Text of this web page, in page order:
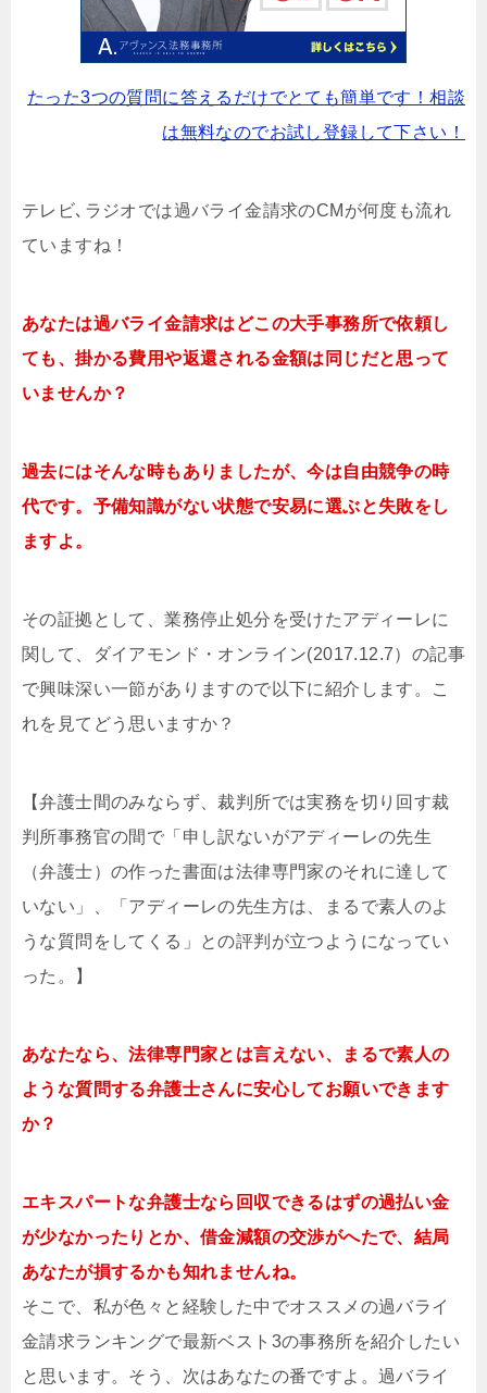
たった3つの質問に答えるだけでとても簡単です！相談
は無料なのでお試し登録して下さい！
テレビ､ラジオでは過バライ金請求のCMが何度も流れ
ていますね！
あなたは過バライ金請求はどこの大手事務所で依頼し
ても、掛かる費用や返還される金額は同じだと思って
いませんか？
過去にはそんな時もありましたが、今は自由競争の時
代です。予備知識がない状態で安易に選ぶと失敗をし
ますよ。
その証拠として、業務停止処分を受けたアディーレに
関して、ダイアモンド・オンライン(2017.12.7）の記事
で興味深い一節がありますので以下に紹介します。こ
れを見てどう思いますか？
【弁護士間のみならず、裁判所では実務を切り回す裁
判所事務官の間で「申し訳ないがアディーレの先生
（弁護士）の作った書面は法律専門家のそれに達して
いない」、「アディーレの先生方は、まるで素人のよ
うな質問をしてくる」との評判が立つようになってい
った。】
あなたなら、法律専門家とは言えない、まるで素人の
ような質問する弁護士さんに安心してお願いできます
か？
エキスパートな弁護士なら回収できるはずの過払い金
が少なかったりとか、借金減額の交渉がへたで、結局
あなたが損するかも知れませんね。
そこで、私が色々と経験した中でオススメの過バライ
金請求ランキングで最新ベスト3の事務所を紹介したい
と思います。そう、次はあなたの番ですよ。過バライ